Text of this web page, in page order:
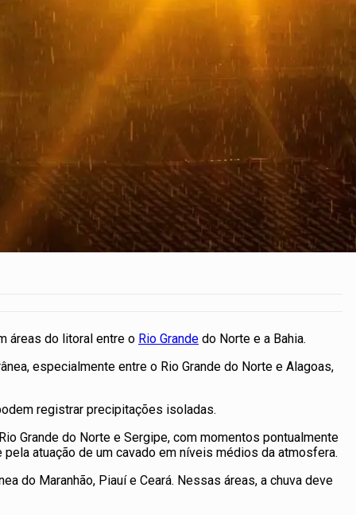
áreas do litoral entre o Rio Grande do Norte e a Bahia.
especialmente entre o Rio Grande do Norte e Alagoas,
registrar precipitações isoladas.
Grande do Norte e Sergipe, com momentos pontualmente
atuação de um cavado em níveis médios da atmosfera.
do Maranhão, Piauí e Ceará. Nessas áreas, a chuva deve